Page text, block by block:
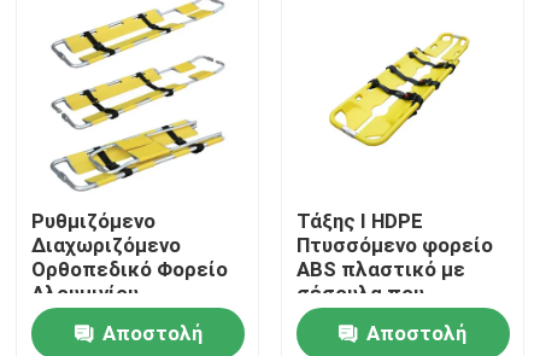
Βίντεο
Σχετικά με εμάς
Επισκέψεις στο εργοστάσιο
Έλεγχος ποιότητας
Επικοινωνήστε μαζί μας
Ρυθμιζόμενο
Διαχωριζόμενο
Ορθοπεδικό Φορείο
Αλουμινίου
Αποστολή
Τάξης Ι HDPE
Πτυσσόμενο φορείο
ABS πλαστικό με
σέσουλα που
χρησιμοποιείται με
ακτίνες ΧΑποστολή